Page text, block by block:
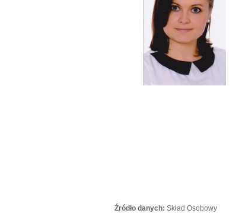
Źródło danych: Skład Osobowy